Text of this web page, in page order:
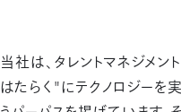
社は、タレントマネジメン
はたらく"にテクノロジーを